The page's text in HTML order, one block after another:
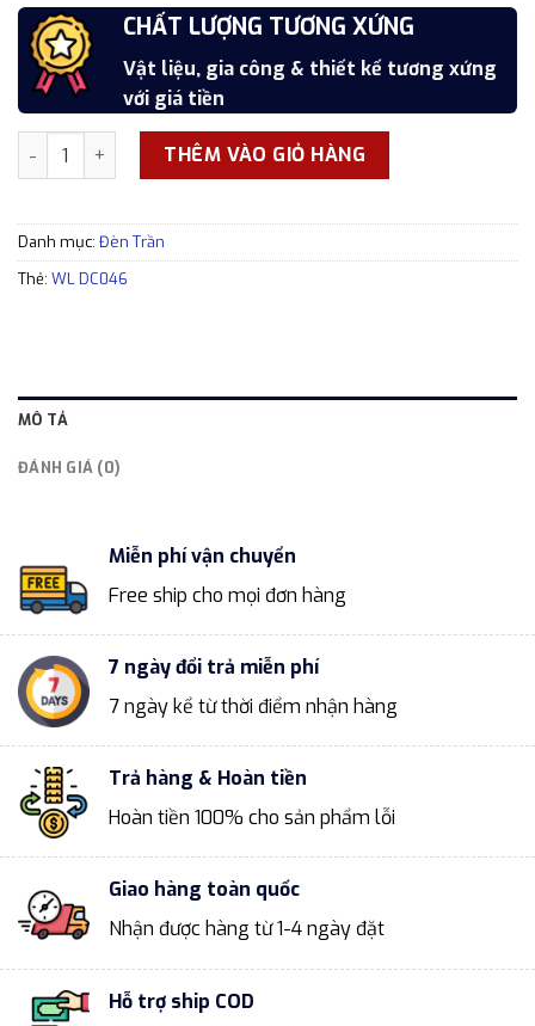
SẢN PHẨM CAO CẤP
Hoàn thiện cẩn thận, tỉ mỉ, xắc xảo
CHẤT LƯỢNG TƯƠNG XỨNG
Vật liệu, gia công & thiết kế tương xứng
với giá tiền
7 NGÀY ĐỔI TRẢ MIỄN PHÍ
Đổi trả trong 7 ngày kể từ thời điểm nhận
hàng
HOÀN TIỀN SẢN PHẨM LỖI
Hoàn tiền 100% cho các sản phẩm lỗi
Đèn trần pha lê cao cấp WL DC046 sang trọng số lượng
THÊM VÀO GIỎ HÀNG
Danh mục: Đèn Trần
Thẻ: WL DC046
MÔ TẢ
ĐÁNH GIÁ (0)
Miễn phí vận chuyển
Free ship cho mọi đơn hàng
7 ngày đổi trả miễn phí
7 ngày kể từ thời điểm nhận hàng
Trả hàng & Hoàn tiền
Hoàn tiền 100% cho sản phẩm lỗi
Giao hàng toàn quốc
Nhận được hàng từ 1-4 ngày đặt
Hỗ trợ ship COD